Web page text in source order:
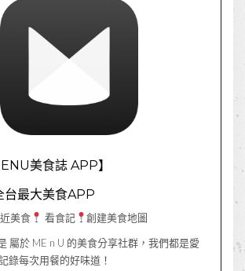
美食誌 APP】
台最大美食APP
美食 看食記
創建美食地圖
屬於 ME n U 的美食分享社群，我們都是愛
錄每次用餐的好味道！